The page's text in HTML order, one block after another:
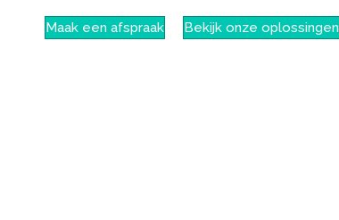
Maak een afspraak
Bekijk onze oplossingen